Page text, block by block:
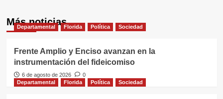
Más noticias
Departamental Florida Política Sociedad
Frente Amplio y Enciso avanzan en la
instrumentación del fideicomiso
6 de agosto de 2026
0
Departamental
Florida Política Sociedad